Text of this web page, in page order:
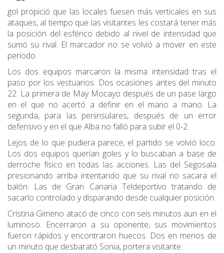
gol propició que las locales fuesen más verticales en sus
ataques, al tiempo que las visitantes les costará tener más
la posición del esférico debido al nivel de intensidad que
sumó su rival. El marcador no se volvió a mover en este
periodo.
Los dos equipos marcaron la misma intensidad tras el
paso por los vestuarios. Dos ocasiones antes del minuto
22. La primera de May Mocayo después de un pase largo
en el que no acertó a definir en el mano a mano. La
segunda, para las peninsulares, después de un error
defensivo y en el que Alba no falló para subir el 0-2.
Lejos de lo que pudiera parece, el partido se volvió loco.
Los dos equipos querían goles y lo buscaban a base de
derroche físico en todas las acciones. Las del Segosala
presionando arriba intentando que su rival no sacara el
balón. Las de Gran Canaria Teldeportivo tratando de
sacarlo controlado y disparando desde cualquier posición.
Cristina Gimeno atacó de cinco con seis minutos aun en el
luminoso. Encerraron a su oponente, sus movimientos
fueron rápidos y encontraron huecos. Dos en menos de
un minuto que desbarató Sonia, portera visitante.